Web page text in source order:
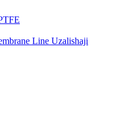
Line Uzalishaji